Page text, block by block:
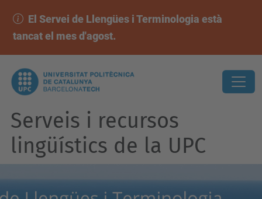
El Servei de Llengües i Terminologia està
tancat el mes d'agost.
Serveis i recursos
lingüístics de la UPC